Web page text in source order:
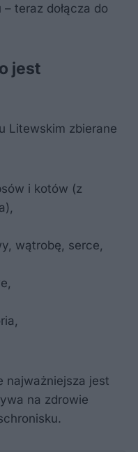
teraz dołącza do
jest
Litewskim zbierane
i kotów (z
wątrobę, serce,
najważniejsza jest
na zdrowie